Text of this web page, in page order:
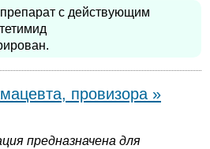
с действующим
провизора »
предназначена для